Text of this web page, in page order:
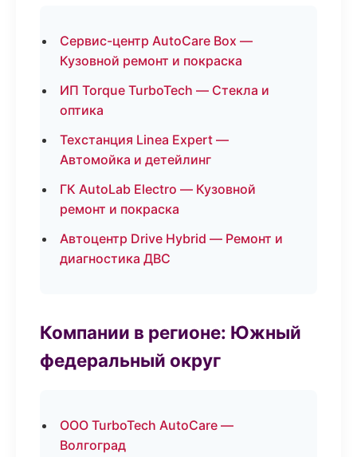
Сервис-центр AutoCare Box —
Кузовной ремонт и покраска
ИП Torque TurboTech — Стекла и
оптика
Техстанция Linea Expert —
Автомойка и детейлинг
ГК AutoLab Electro — Кузовной
ремонт и покраска
Автоцентр Drive Hybrid — Ремонт и
диагностика ДВС
Компании в регионе: Южный
федеральный округ
ООО TurboTech AutoCare —
Волгоград